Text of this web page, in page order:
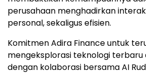
perusahaan menghadirkan
personal, sekaligus efisien.
Komitmen Adira Finance untuk
mengeksplorasi teknologi terbaru
dengan kolaborasi bersama AI